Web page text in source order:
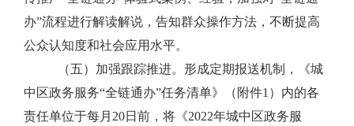
办”流程进行解读解说，告知群众操作方法，不断提高
公众认知度和社会应用水平。
（五）加强跟踪推进。 形成定期报送机制，《城
中区政务服务“全链通办”任务清单》（附件1 ）内的各
责任单位于每月 20日前，将《2022年城中区政务服